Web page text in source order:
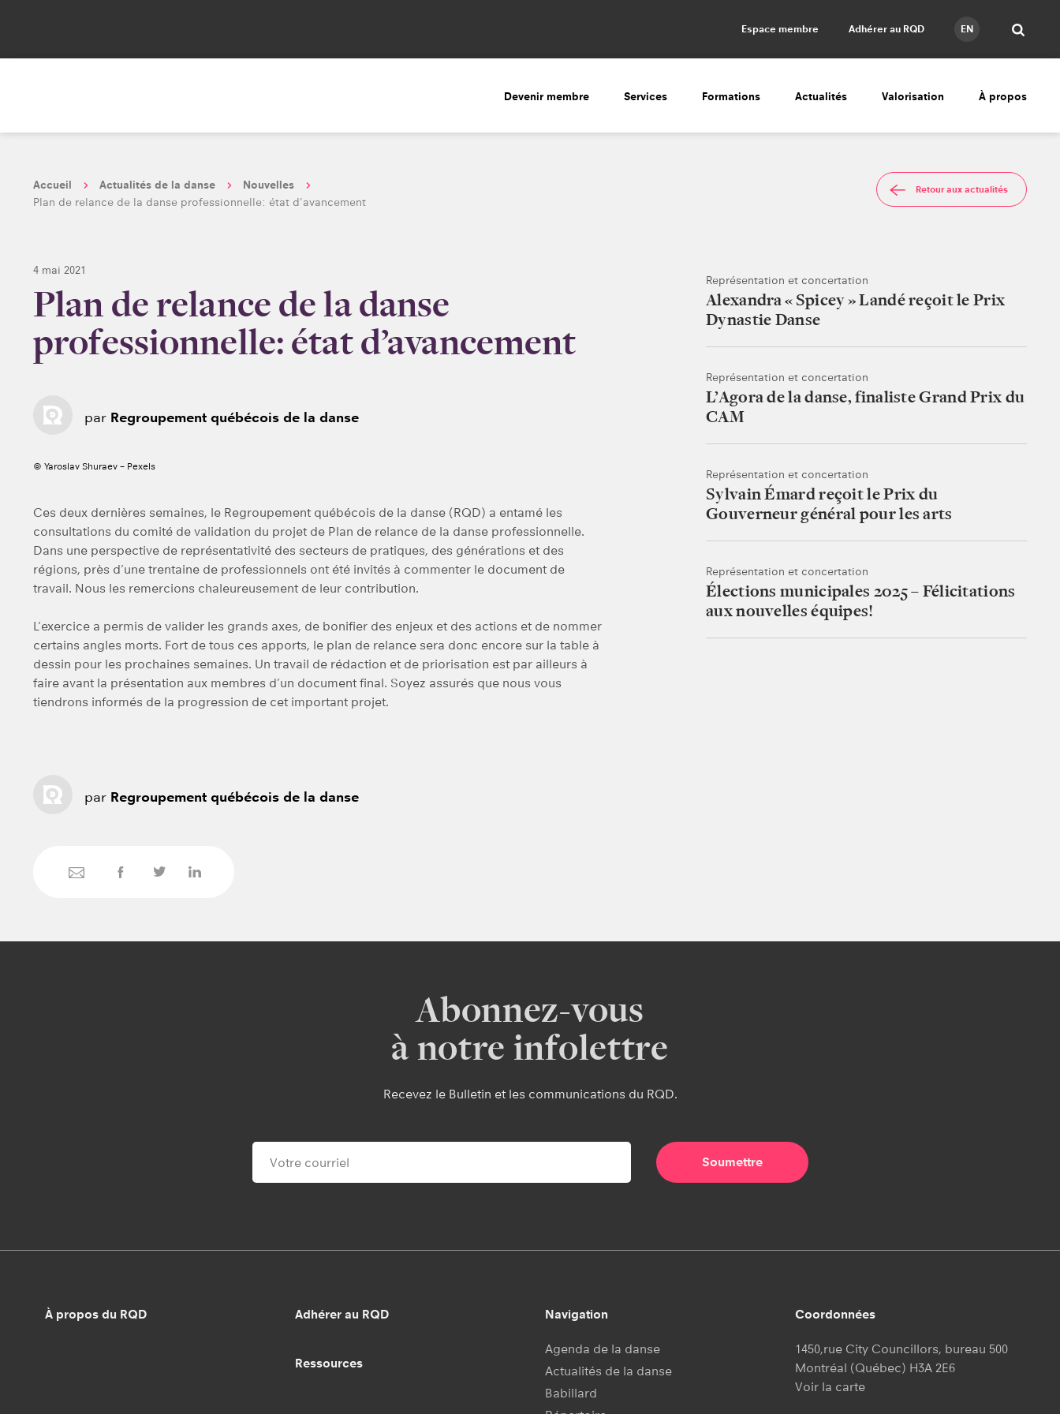
EN
Adhérer au RQD
Espace membre
Devenir membre Services Formations Actualités Valorisation À propos
Accueil Actualités de la danse
Nouvelles
Plan de relance de la danse professionnelle: état d’avancement
4 mai 2021
Plan de relance de la danse
professionnelle: état d’avancement
par Regroupement québécois de la danse
© Yaroslav Shuraev – Pexels
Ces deux dernières semaines, le Regroupement québécois de la danse (RQD) a entamé les
consultations du comité de validation du projet de Plan de relance de la danse professionnelle.
Dans une perspective de représentativité des secteurs de pratiques, des générations et des
régions, près d’une trentaine de professionnels ont été invités à commenter le document de
travail. Nous les remercions chaleureusement de leur contribution.
L’exercice a permis de valider les grands axes, de bonifier des enjeux et des actions et de nommer
certains angles morts. Fort de tous ces apports, le plan de relance sera donc encore sur la table à
dessin pour les prochaines semaines. Un travail de rédaction et de priorisation est par ailleurs à
faire avant la présentation aux membres d’un document final. Soyez assurés que nous vous
tiendrons informés de la progression de cet important projet.
par Regroupement québécois de la danse
Retour aux actualités
Représentation et concertation
Alexandra « Spicey » Landé reçoit le Prix
Dynastie Danse
Représentation et concertation
L’Agora de la danse, finaliste Grand Prix du
CAM
Représentation et concertation
Sylvain Émard reçoit le Prix du
Gouverneur général pour les arts
Représentation et concertation
Élections municipales 2025 – Félicitations
aux nouvelles équipes!
Abonnez-vous
à notre infolettre
Recevez le Bulletin et les communications du RQD.
À propos du RQD Adhérer au RQD
Ressources
Navigation
Agenda de la danse
Actualités de la danse
Babillard
Coordonnées
1450,rue City Councillors, bureau 500
Montréal (Québec) H3A 2E6
Voir la carte